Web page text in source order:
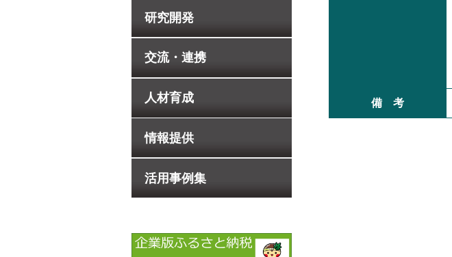
研究開発
交流・連携
人材育成
情報提供
活用事例集
備 考